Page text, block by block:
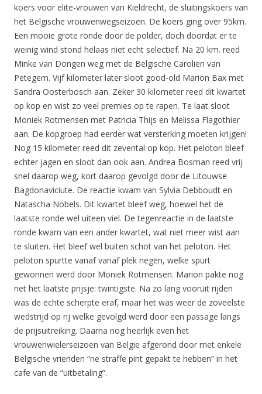
koers voor elite-vrouwen van Kieldrecht, de sluitingskoers van
het Belgische vrouwenwegseizoen. De koers ging over 95km.
Een mooie grote ronde door de polder, doch doordat er te
weinig wind stond helaas niet echt selectief. Na 20 km. reed
Minke van Dongen weg met de Belgische Carolien van
Petegem. Vijf kilometer later sloot good-old Marion Bax met
Sandra Oosterbosch aan. Zeker 30 kilometer reed dit kwartet
op kop en wist zo veel premies op te rapen. Te laat sloot
Moniek Rotmensen met Patricia Thijs en Melissa Flagothier
aan. De kopgroep had eerder wat versterking moeten krijgen!
Nog 15 kilometer reed dit zevental op kop. Het peloton bleef
echter jagen en sloot dan ook aan. Andrea Bosman reed vrij
snel daarop weg, kort daarop gevolgd door de Litouwse
Bagdonaviciute. De reactie kwam van Sylvia Debboudt en
Natascha Nobels. Dit kwartet bleef weg, hoewel het de
laatste ronde wel uiteen viel. De tegenreactie in de laatste
ronde kwam van een ander kwartet, wat niet meer wist aan
te sluiten. Het bleef wel buiten schot van het peloton. Het
peloton spurtte vanaf vanaf plek negen, welke spurt
gewonnen werd door Moniek Rotmensen. Marion pakte nog
net het laatste prijsje: twintigste. Na zo lang vooruit rijden
was de echte scherpte eraf, maar het was weer de zoveelste
wedstrijd op rij welke gevolgd werd door een passage langs
de prijsuitreiking. Daarna nog heerlijk even het
vrouwenwielerseizoen van Belgie afgerond door met enkele
Belgische vrienden “ne straffe pint gepakt te hebben” in het
cafe van de “uitbetaling”.